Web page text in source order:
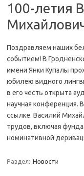
100-летия
Поздравляем наших
событием! В
имени Янки Купалы
юбилею видного
в его честь открыта
научная конференция.
ссылке. Василий
трудов, включая
номинативной
Раздел: Новости